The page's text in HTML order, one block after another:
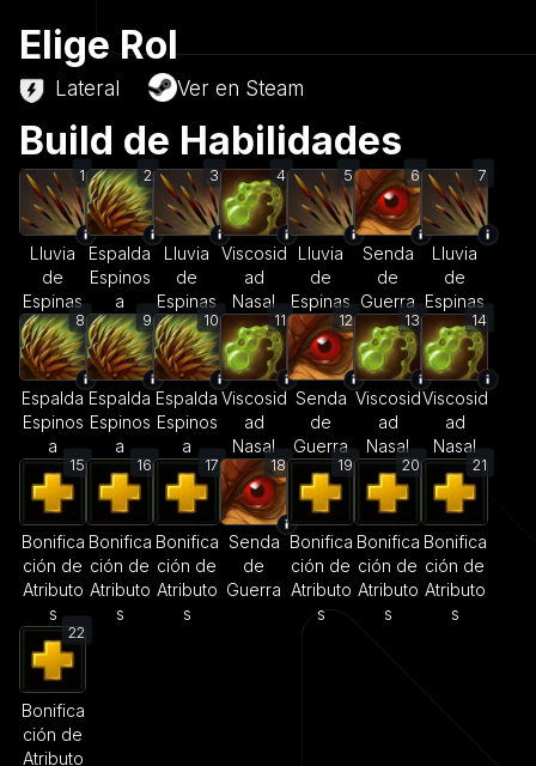
Elige Rol
Lateral Ver en Steam
Build de Habilidades
1
Lluvia
de
Espinas
2
Espalda
Espinos
a
3
Lluvia
de
Espinas
4
Viscosid
ad
Nasal
5
Lluvia
de
Espinas
6
Senda
de
Guerra
7
Lluvia
de
Espinas
8
Espalda
Espinos
a
9
Espalda
Espinos
a
10
Espalda
Espinos
a
11
Viscosid
ad
Nasal
12
Senda
de
Guerra
13
Viscosid
ad
Nasal
14
Viscosid
ad
Nasal
15
Bonifica
ción de
Atributo
s
16
Bonifica
ción de
Atributo
s
17
Bonifica
ción de
Atributo
s
18
Senda
de
Guerra
19
Bonifica
ción de
Atributo
s
20
Bonifica
ción de
Atributo
s
21
Bonifica
ción de
Atributo
s
22
Bonifica
ción de
Atributo